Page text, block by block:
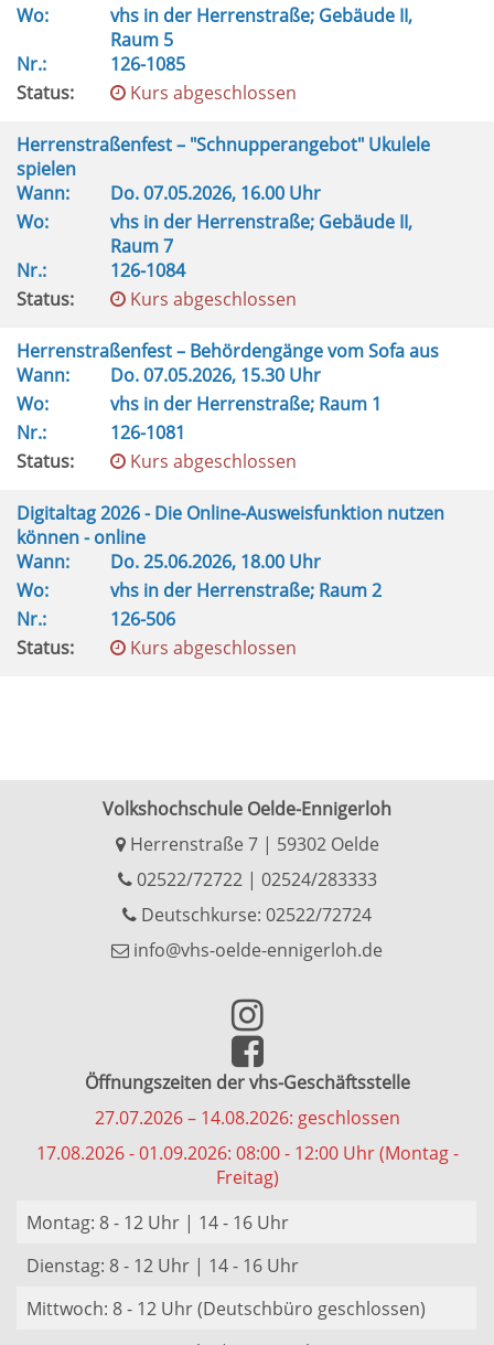
Wo:
vhs in der Herrenstraße; Gebäude II,
Raum 5
Nr.:
126-1085
Status:
Kurs abgeschlossen
Herrenstraßenfest – "Schnupperangebot" Ukulele
spielen
Wann:
Do.07.05.2026, 16.00 Uhr
Wo:
vhs in der Herrenstraße; Gebäude II,
Raum 7
Nr.:
126-1084
Status:
Kurs abgeschlossen
Herrenstraßenfest – Behördengänge vom Sofa aus
Wann:
Do.07.05.2026, 15.30 Uhr
Wo:
vhs in der Herrenstraße; Raum 1
Nr.:
126-1081
Status:
Kurs abgeschlossen
Digitaltag 2026 - Die Online-Ausweisfunktion nutzen
können - online
Wann:
Do.25.06.2026, 18.00 Uhr
Wo:
vhs in der Herrenstraße; Raum 2
Nr.:
126-506
Status:
Kurs abgeschlossen
Volkshochschule Oelde-Ennigerloh
Herrenstraße 7 | 59302 Oelde
02522/72722| 02524/283333
Deutschkurse: 02522/72724
info@vhs-oelde-ennigerloh.de
Öffnungszeiten der vhs-Geschäftsstelle
27.07.2026 – 14.08.2026: geschlossen
17.08.2026 - 01.09.2026: 08:00 - 12:00 Uhr (Montag -
Freitag)
Montag: 8 - 12 Uhr | 14 - 16 Uhr
Dienstag: 8 - 12 Uhr | 14 - 16 Uhr
Mittwoch: 8 - 12 Uhr (Deutschbüro geschlossen)